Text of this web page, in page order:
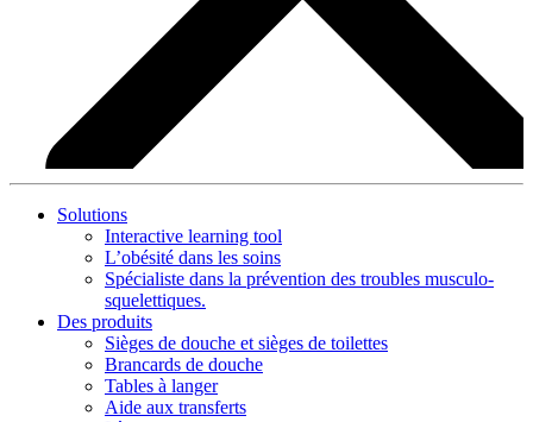
Solutions
Interactive learning tool
L’obésité dans les soins
Spécialiste dans la prévention des troubles musculo-
squelettiques.
Des produits
Sièges de douche et sièges de toilettes
Brancards de douche
Tables à langer
Aide aux transferts